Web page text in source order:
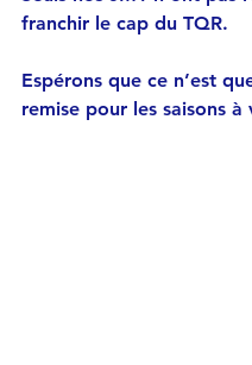
franchir le cap du TQR.
Espérons que ce n’est
remise pour les saisons à